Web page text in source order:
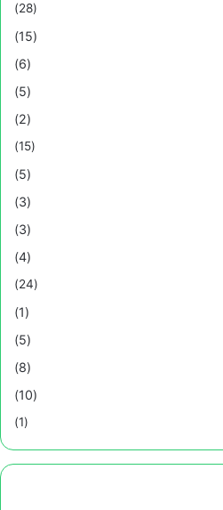
(28)
(15)
(6)
(5)
(2)
(15)
(5)
(3)
(3)
(4)
(24)
(1)
(5)
(8)
(10)
(1)